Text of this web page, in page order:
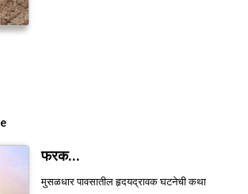
फरक...
मुसळधार पावसातील हृदयद्रावक घटनेची कथा